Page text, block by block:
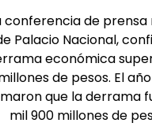
conferencia de prensa
Palacio Nacional,
económica
de pesos. El
que la derrama
mil 900 millones de